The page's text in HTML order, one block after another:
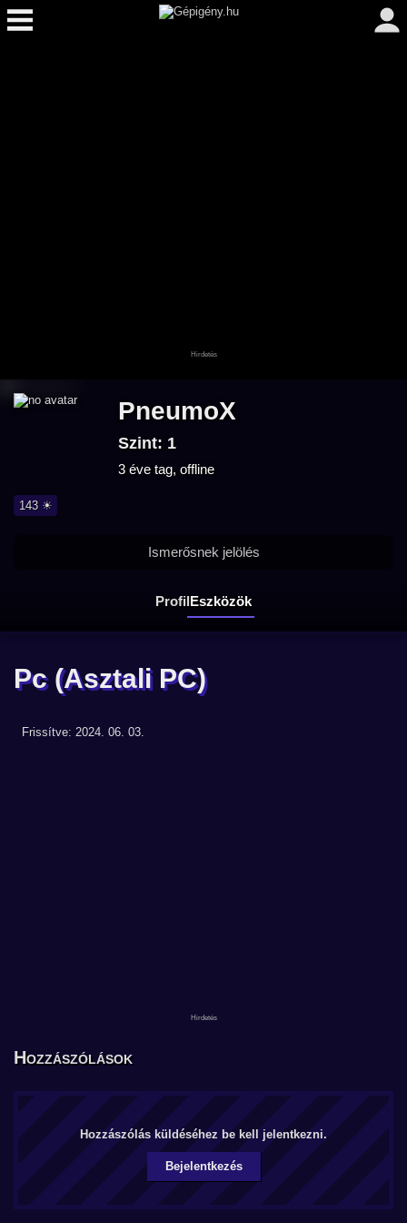
PneumoX
Szint: 1
3 éve tag, offline
143 ☀
ProfilEszközök
Ismerősnek jelölés
Pc (Asztali PC)
Frissítve: 2024. 06. 03.
Hozzászólások
Hozzászólás küldéséhez be kell jelentkezni.
Bejelentkezés